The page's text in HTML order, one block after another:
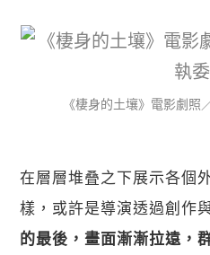
《棲身的土壤》電影劇
在層層堆叠之下展示各個
樣，或許是導演透過創作
的最後，畫面漸漸拉遠，